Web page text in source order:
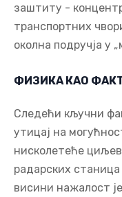
заштиту -
транспортних
околна подручја у
ФИЗИКА КАО
Следећи кључни
утицај на
нисколетеће
радарских
висини нажалост